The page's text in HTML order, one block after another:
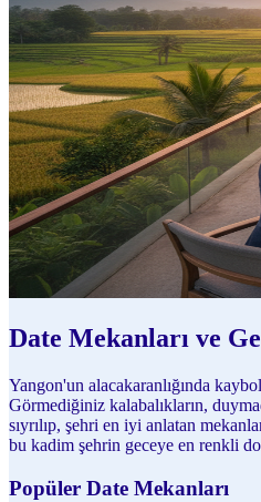
Date Mekanları ve
Yangon'un alacakaranlığında
Görmediğiniz kalabalıkların,
sıyrılıp, şehri en iyi anlatan
bu kadim şehrin geceye en renkli
Popüler Date Mekanları